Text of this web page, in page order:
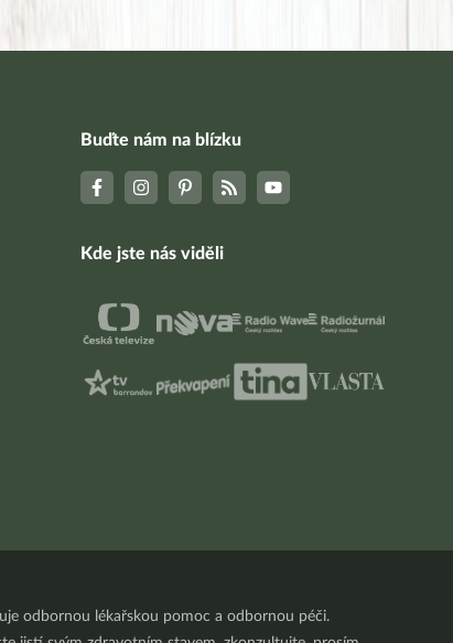
Buďte nám na blízku
Kde jste nás viděli
odbornou lékařskou pomoc a odbornou péči.